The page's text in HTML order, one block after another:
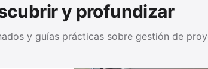
y profundizar
y guías prácticas sobre gestión de